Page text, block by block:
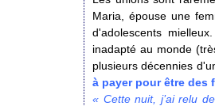
Maria, épouse une
d'adolescents
inadapté au monde
plusieurs décennies
à payer pour être des
« Cette nuit, j’ai relu